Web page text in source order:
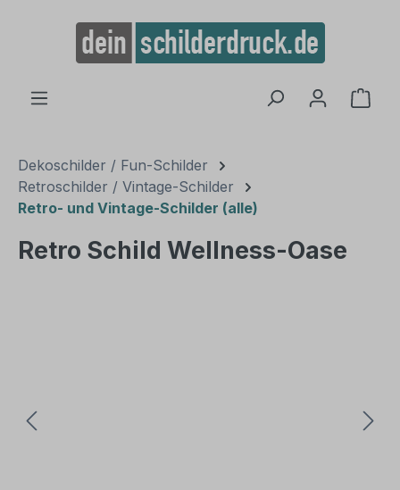
springen
Dekoschilder / Fun-Schilder
Retroschilder / Vintage-Schilder
Retro- und Vintage-Schilder (alle)
Retro Schild Wellness-Oase